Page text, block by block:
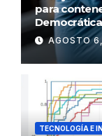
para
AGOSTO
TECNOLOGÍA E